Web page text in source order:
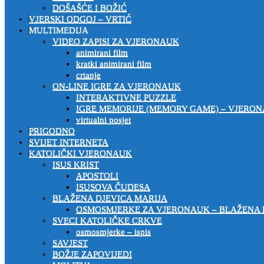
DOŠAŠĆE I BOŽIĆ
VJERSKI ODGOJ – VRTIĆ
MULTIMEDIJA
VIDEO ZAPISI ZA VJERONAUK
animirani film
kratki animirani film
crtanje
ON-LINE IGRE ZA VJERONAUK
INTERAKTIVNE PUZZLE
IGRE MEMORIJE (MEMORY GAME) –
virtualni posjet
PRIGODNO
SVIJET INTERNETA
KATOLIČKI VJERONAUK
ISUS KRIST
APOSTOLI
ISUSOVA ČUDESA
BLAŽENA DJEVICA MARIJA
OSMOSMJERKE ZA VJERONAUK – BLAŽENA
SVECI KATOLIČKE CRKVE
osmosmjerke – ispis
SAVJEST
BOŽJE ZAPOVIJEDI